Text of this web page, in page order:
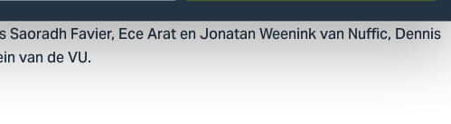
Favier, Ece Arat en Jonatan Weenink van Nuffic, Dennis
van de VU.